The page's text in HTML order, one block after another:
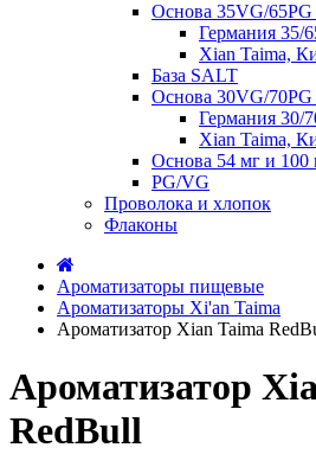
Основа 35VG/65PG
Германия 35/
Xian Taima,
База SALT
Основа 30VG/70PG
Германия 30/
Xian Taima,
Основа 54 мг и 100
PG/VG
Проволока и хлопок
Флаконы
Ароматизаторы пищевые
Ароматизаторы Xi'an Taima
Ароматизатор Xian Taima
Ароматизатор
RedBull